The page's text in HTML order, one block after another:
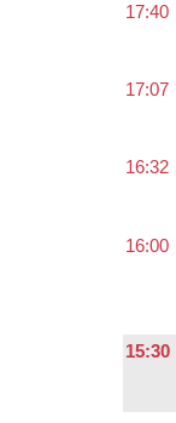
17:40
17:07
16:32
16:00
15:30